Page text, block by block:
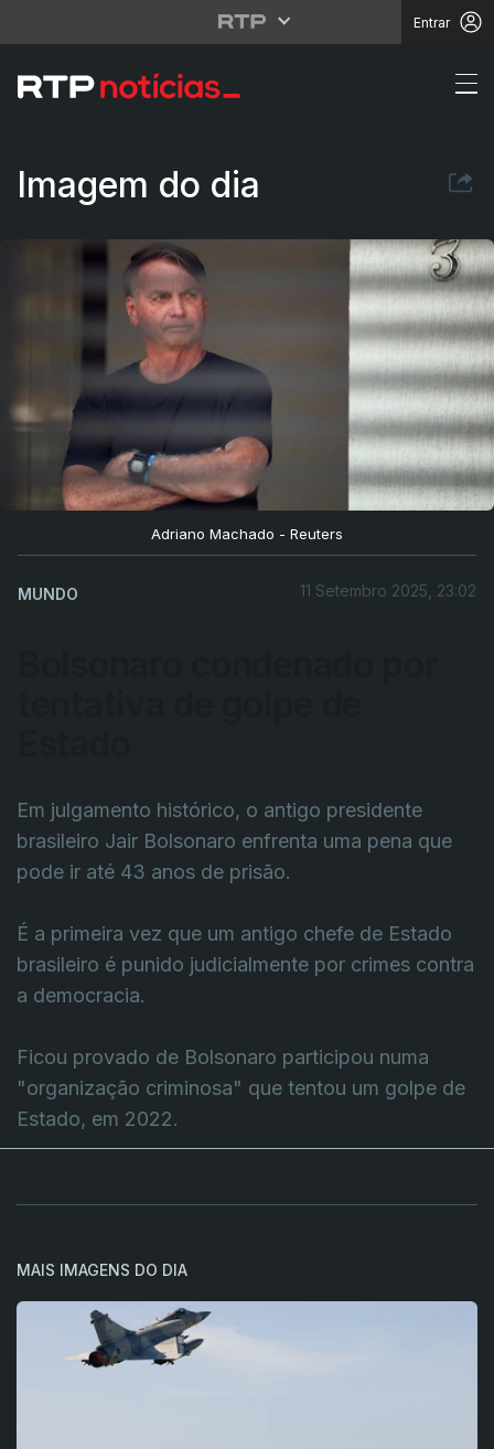
Entrar
Bolsonaro
Imagem do dia
Adriano Machado - Reuters
MUNDO 11 Setembro 2025, 23:02
Em julgamento histórico, o antigo presidente
brasileiro Jair Bolsonaro enfrenta uma pena que
pode ir até 43 anos de prisão.
É a primeira vez que um antigo chefe de Estado
brasileiro é punido judicialmente por crimes contra
a democracia.
Ficou provado de Bolsonaro participou numa
"organização criminosa" que tentou um golpe de
Estado, em 2022.
MAIS IMAGENS DO DIA